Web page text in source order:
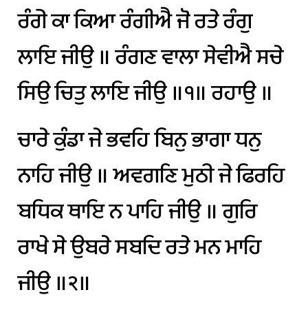
ਰੰਗੇਕਾਕਿਆਰੰਗੀਐਜੋਰਤੇਰੰਗੁ
ਲਾਇਜੀਉ॥ਰੰਗਣਵਾਲਾਸੇਵੀਐਸਚੇ
ਸਿਉਚਿਤੁਲਾਇਜੀਉ॥੧॥ਰਹਾਉ॥
ਚਾਰੇਕੁੰਡਾਜੇਭਵਹਿਬਿਨੁਭਾਗਾਧਨੁ
ਨਾਹਿਜੀਉ॥ਅਵਗਣਿਮੁਠੀਜੇਫਿਰਹਿ
ਬਧਿਕਥਾਇਨਪਾਹਿਜੀਉ॥ਗੁਰਿ
ਰਾਖੇਸੇਉਬਰੇਸਬਦਿਰਤੇਮਨਮਾਹਿ
ਜੀਉ॥੨॥